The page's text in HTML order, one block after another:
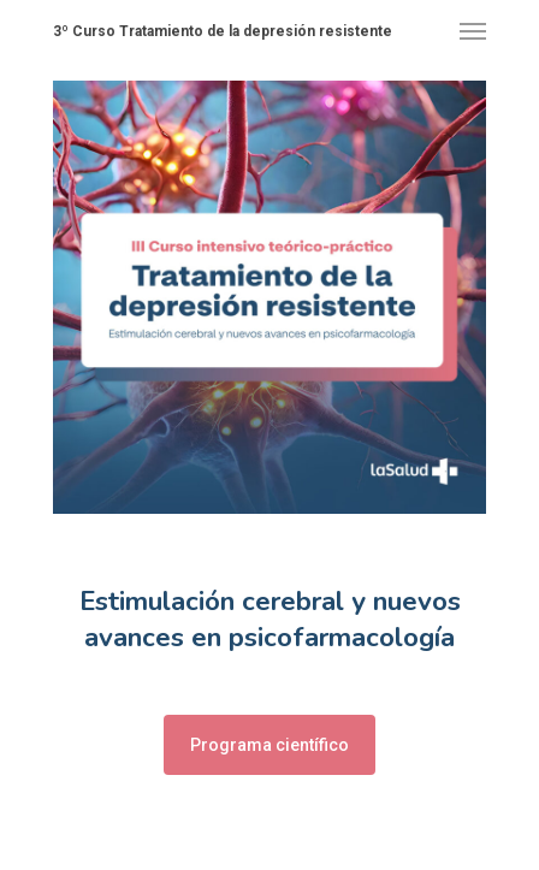
3º Curso Tratamiento de la depresión resistente
Estimulación cerebral y nuevos
avances en psicofarmacología
Programa científico